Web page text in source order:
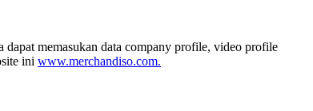
memasukan data company profile, video profile
ini www.merchandiso.com.